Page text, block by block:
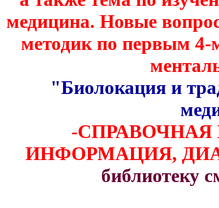
медицина. Новые
методик по первым
"Биолокация и
-
ИНФОРМАЦИЯ,
библиотеку